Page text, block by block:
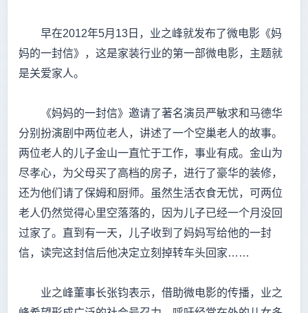
早在2012年5月13日，业之峰就发布了微电影《妈
妈的一封信》，这是家装行业的第一部微电影，主题就
是关爱家人。
《妈妈的一封信》邀请了著名演员严敏求和马德华
分别扮演剧中两位老人，讲述了一个空巢老人的故事。
两位老人的儿子金山一直忙于工作，事业有成。金山为
尽孝心，为父母买了高档的房子，进行了豪华的装修，
还为他们请了保姆和厨师。虽然生活衣食无忧，可两位
老人仍然觉得心里空落落的，因为儿子已经一个月没回
过家了。直到有一天，儿子收到了妈妈写给他的一封
信，读完这封信后他决定立刻掉转车头回家……
业之峰董事长张钧表示，借助微电影的传播，业之